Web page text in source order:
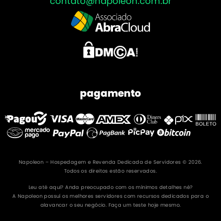
pagamento
Napoleon – Hospedagem e Revenda Dedicada de Servidores © 2026.
Todos os direitos estão reservados.
Leu até aqui? Anda preocupado com os mínimos detalhes né?
A Napoleon possuí os melhores servidores com recursos dedicados para o
alavancar o seu negócio. Faça um teste hoje mesmo.